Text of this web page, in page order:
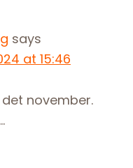
says
at 15:46
november.